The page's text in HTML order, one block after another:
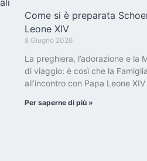
Come si è preparata
Leone XIV
8 Giugno 2026
La preghiera, l’adorazione e la
di viaggio: è così che la
all’incontro con Papa Leone
Per saperne di più »